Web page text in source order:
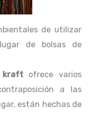
de utilizar
de bolsas de
kraftofrece varios
a las
están hechas de